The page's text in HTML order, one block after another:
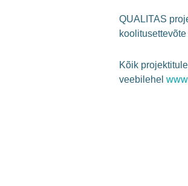
QUALITAS
Kõik
veebilehel